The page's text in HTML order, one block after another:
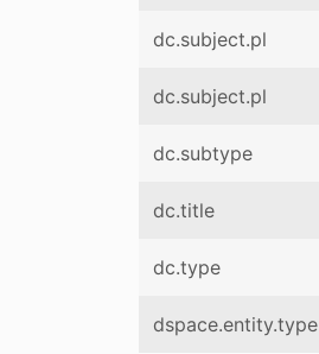
dc.subject.pl
dc.subject.pl
dc.subtype
dc.title
dc.type
dspace.entity.type